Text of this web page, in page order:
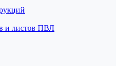
и листов ПВЛ